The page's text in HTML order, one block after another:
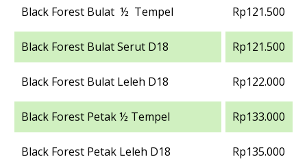
Black Forest Bulat ½ Tempel Rp121.500
Black Forest Bulat Serut D18 Rp121.500
Black Forest Bulat Leleh D18 Rp122.000
Black Forest Petak ½ Tempel Rp133.000
Black Forest Petak Leleh D18 Rp135.000